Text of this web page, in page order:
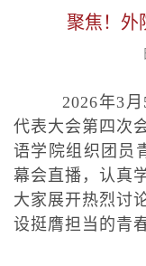
聚焦！外
2026年3月
代表大会第四次
语学院组织团员
幕会直播，认真
大家展开热烈讨
设挺膺担当的青